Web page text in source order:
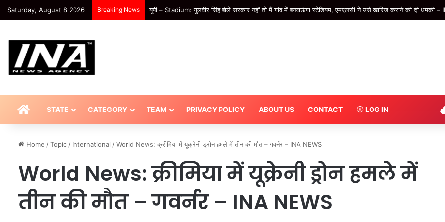
Saturday, August 8 2026 Breaking News Sport : खेल के मैदान में आतंक की साजिश, वर्ल्ड कप के दौरान रोनाल्डो और मेसी पर बम से हमले का था प्लान #INA
HOMESTATE CATEGORY TEAM PRIVACY POLICY ABOUT US CONTACT LOG IN
Home /Topic / International /World News: क्रीमिया में यूक्रेनी ड्रोन हमले में तीन की मौत – गवर्नर – INA NEWS
World News: क्रीमिया में यूक्रेनी ड्रोन हमले में
तीन की मौत – गवर्नर – INA NEWS